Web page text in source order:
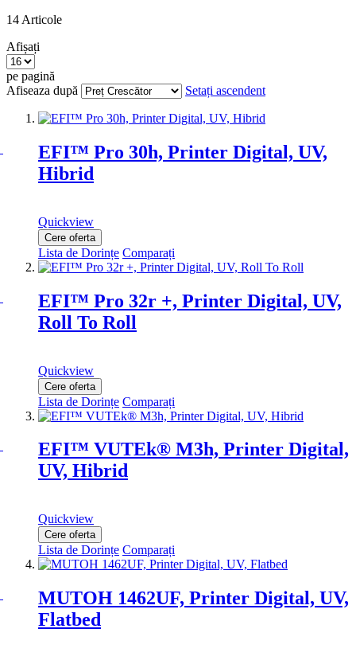
14 Articole
Afișați
pe pagină
Afiseaza după
Setați ascendent
EFI™ Pro 30h, Printer Digital, UV,
Hibrid
Quickview
Cere oferta
Lista de Dorințe Comparați
EFI™ Pro 32r +, Printer Digital, UV,
Roll To Roll
Quickview
Cere oferta
Lista de Dorințe Comparați
EFI™ VUTEk® M3h, Printer Digital,
UV, Hibrid
Quickview
Cere oferta
Lista de Dorințe Comparați
MUTOH 1462UF, Printer Digital, UV,
Flatbed